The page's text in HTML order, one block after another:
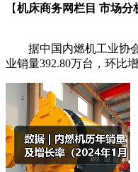
【机床商务网栏目 市场分
据中国内燃机工业协会
业销量392.80万台，环比